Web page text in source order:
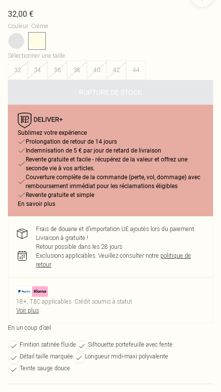
32,00 €
Couleur: Crème
Sélectionner une taille:
32
34 36 38 40 42 44
RUPTURE DE STOCK
Sublimez votre expérience
Prolongation de retour de 14 jours
Indemnisation de 5 € par jour de retard de livraison
Revente gratuite et facile - récupérez de la valeur et offrez une
seconde vie à vos articles.
Couverture complète de la commande (perte, vol, dommage) avec
remboursement immédiat pour les réclamations éligibles
Revente gratuite et simple
En savoir plus
Frais de douane et d’importation UE ajoutés lors du paiement.
Livraison à gratuite !
Retour possible dans les 28 jours
Exclusions applicables. Veuillez consulter notre politique de
retour
18+, T&C applicables. Crédit soumis à statut
Voir plus
En un coup d’œil
Finition satinée fluide
Silhouette portefeuille avec fente
Détail taille marquée
Longueur midi-maxi polyvalente
Teinte sauge douce